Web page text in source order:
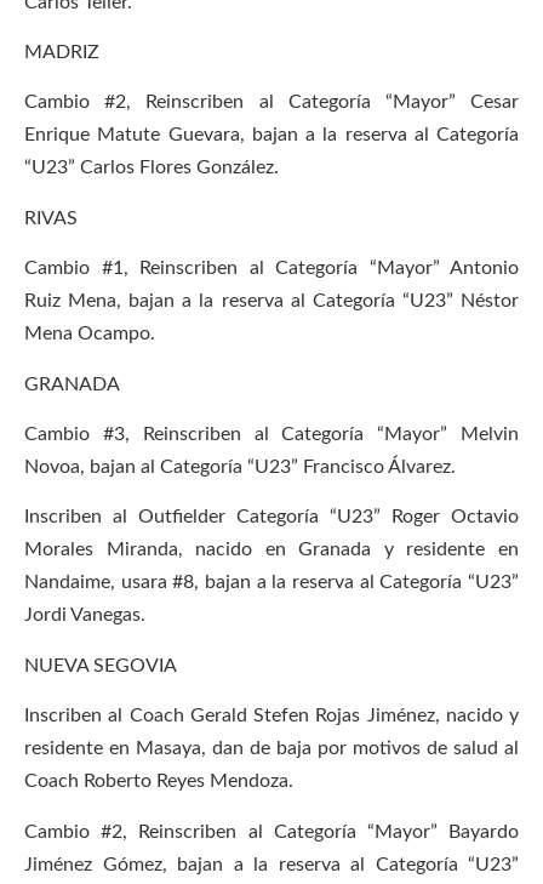
MADRIZ
Cambio #2, Reinscriben al Categoría “Mayor” Cesar
Enrique Matute Guevara, bajan a la reserva al Categoría
“U23” Carlos Flores González.
RIVAS
Cambio #1, Reinscriben al Categoría “Mayor” Antonio
Ruiz Mena, bajan a la reserva al Categoría “U23” Néstor
Mena Ocampo.
GRANADA
Cambio #3, Reinscriben al Categoría “Mayor” Melvin
Novoa, bajan al Categoría “U23” Francisco Álvarez.
Inscriben al Outfielder Categoría “U23” Roger Octavio
Morales Miranda, nacido en Granada y residente en
Nandaime, usara #8, bajan a la reserva al Categoría “U23”
Jordi Vanegas.
NUEVA SEGOVIA
Inscriben al Coach Gerald Stefen Rojas Jiménez, nacido y
residente en Masaya, dan de baja por motivos de salud al
Coach Roberto Reyes Mendoza.
Cambio #2, Reinscriben al Categoría “Mayor” Bayardo
Jiménez Gómez, bajan a la reserva al Categoría “U23”